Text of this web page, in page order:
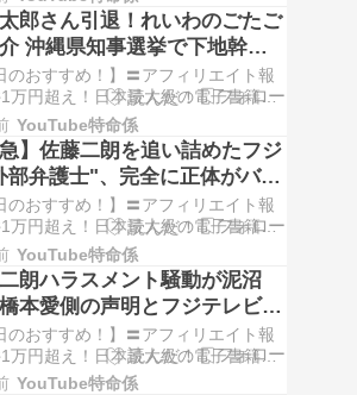
！？〓【PR】ムレたクロッチ・透け
・食い込み…今日の街角ベスト！〓
40代・50代の本物の熟女パンツが毎
！↓ ↓ ↓ ↓ ↓ ↓ ↓ …
郎さん引退！れいわのごたご
沖縄県知事選挙で下地幹郎
出馬で保守層激怒？
のおすすめ！】〓アフィリエイト報
万円超え！日本最大級の電子書籍
ンフォカート〓 【PR】AVなんてい
！？〓【PR】ムレたクロッチ・透け
・食い込み…今日の街角ベスト！〓
40代・50代の本物の熟女パンツが毎
！↓ ↓ ↓ ↓ ↓ ↓ ↓ …
YouTube特命係
急】佐藤二朗を追い詰めたフジ
部弁護士"、完全に正体がバレ
のおすすめ！】〓アフィリエイト報
万円超え！日本最大級の電子書籍
ンフォカート〓 【PR】AVなんてい
！？〓【PR】ムレたクロッチ・透け
・食い込み…今日の街角ベスト！〓
40代・50代の本物の熟女パンツが毎
！↓ ↓ ↓ ↓ ↓ ↓ ↓ …
YouTube特命係
朗ハラスメント騒動が泥沼
本愛側の声明とフジテレビの
回りが不自然すぎる
のおすすめ！】〓アフィリエイト報
万円超え！日本最大級の電子書籍
ンフォカート〓 【PR】AVなんてい
YouTube特命係